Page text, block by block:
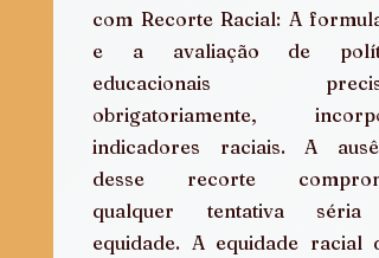
com Recorte Racial: A
e a avaliação de
educacionais
obrigatoriamente,
indicadores raciais. A
desse recorte
qualquer tentativa séria
equidade. A equidade racial